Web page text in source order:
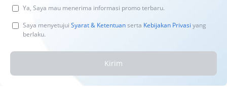
Ya, Saya mau menerima informasi promo terbaru.
Saya menyetujui Syarat & Ketentuanserta Kebijakan Privasi yang
berlaku.
Kirim